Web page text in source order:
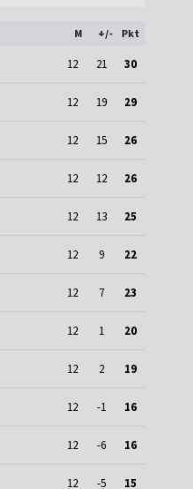
M +/- Pkt
12 21 30
12 19 29
12 15 26
12 12 26
12 13 25
12 9 22
12 7 23
12 1 20
12 2 19
12 -1 16
12 -6 16
12 -5 15